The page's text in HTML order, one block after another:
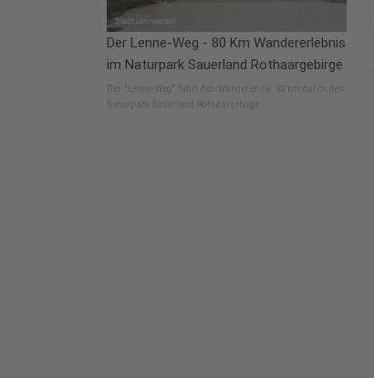
Der Lenne-Weg - 80 Km Wandererlebnis
im Naturpark Sauerland Rothaargebirge
Der "Lenne-Weg" führt den Wanderer ca. 80 km durch den
Naturpark Sauerland-Rothaargebirge.